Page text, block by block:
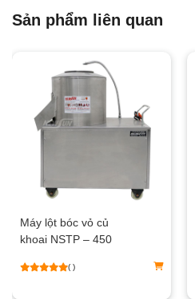
Sản phẩm liên quan
Máy lột bóc vỏ củ
khoai NSTP – 450
( )